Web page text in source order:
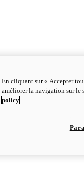
En cliquant sur « Accepter
améliorer la navigation sur le
policy